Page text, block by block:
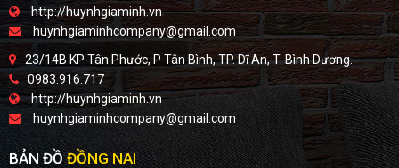
http://huynhgiaminh.vn
huynhgiaminhcompany@gmail.com
23/14B KP Tân Phước, P Tân Bình, TP. Dĩ An, T. Bình Dương.
0983.916.717
http://huynhgiaminh.vn
huynhgiaminhcompany@gmail.com
BẢN ĐỒĐỒNG NAI